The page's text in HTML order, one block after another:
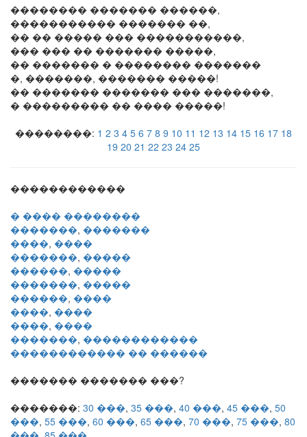
�������� ������� ������,
����������� ������� ��,
�� �� ����� ��� �����������,
��� ��� �� ������� �����,
�� ������� � �������� �������
�, �������, ������� �����!
�� ������� ������� ��� �������,
� ��������� �� ���� �����!
��������: 1 2 3 4 5 6 7 8 9 10 11 12 13 14 15 16 17 18
19 20 21 22 23 24 25
������������
� ���� ��������
�������, �������
����, ����
�������, �����
������, �����
�������, �����
������, ����
����, ����
����, ����
�������, ������������
������������ �� ������
������� ������� ���?
�������: 30 ���, 35 ���, 40 ���, 45 ���, 50
���, 55 ���, 60 ���, 65 ���, 70 ���, 75 ���, 80